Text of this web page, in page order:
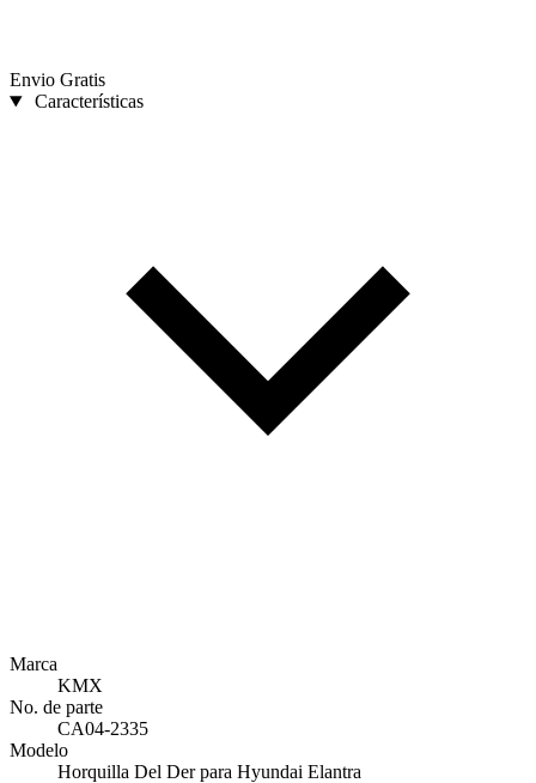
Envio Gratis
Características
Marca
KMX
No. de parte
CA04-2335
Modelo
Horquilla Del Der para Hyundai Elantra